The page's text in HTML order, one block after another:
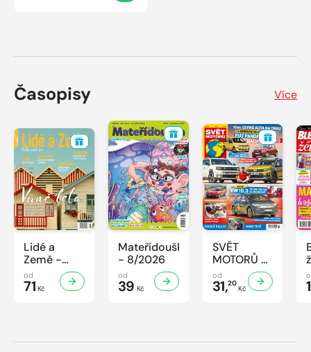
Časopisy Více
Lidé a
Země -
8/2026
od
71 Kč
Mateřídouška
- 8/2026
od
39 Kč
SVĚT
MOTORŮ -
33/2026
od
31,20
Kč